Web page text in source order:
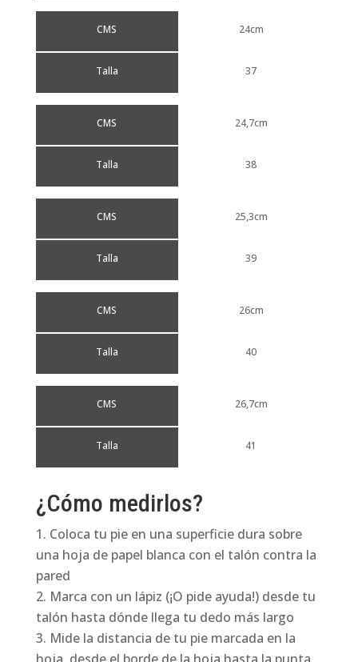
CMS
Talla
24cm
37
CMS
Talla
24,7cm
38
CMS
Talla
25,3cm
39
CMS
Talla
26cm
40
CMS
Talla
26,7cm
41
¿Cómo medirlos?
Coloca tu pie en una superficie dura sobre
una hoja de papel blanca con el talón contra la
pared
Marca con un lápiz (¡O pide ayuda!) desde tu
talón hasta dónde llega tu dedo más largo
Mide la distancia de tu pie marcada en la